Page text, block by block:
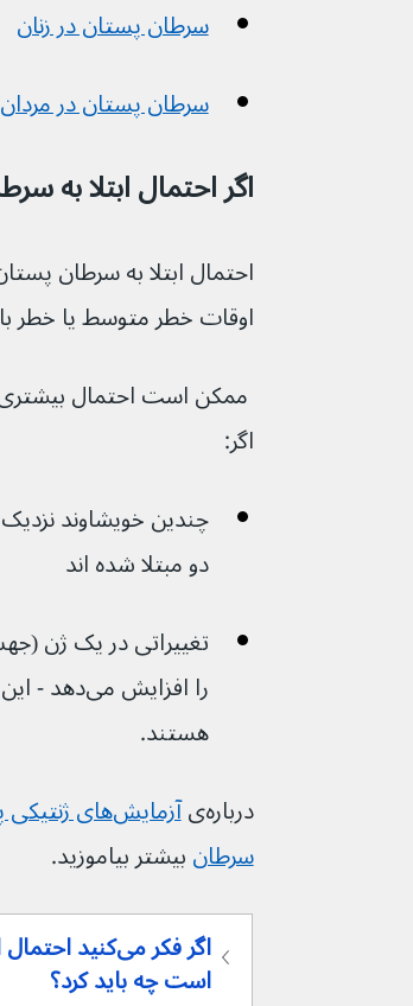
سرطان پستان در زنان
سرطان پستان در مردان
اگر احتمال ابتلا به
احتمال ابتلا به سرطان
اوقات خطر متوسط یا خطر بالا
ممکن است احتمال بیشتری
اگر:
چندین خویشاوند
دو مبتلا شده اند
تغییراتی در یک ژن
هستند.
درباره‌ی
سرطانبیشتر بیاموزید.
اگر فکر
است چه باید کرد؟